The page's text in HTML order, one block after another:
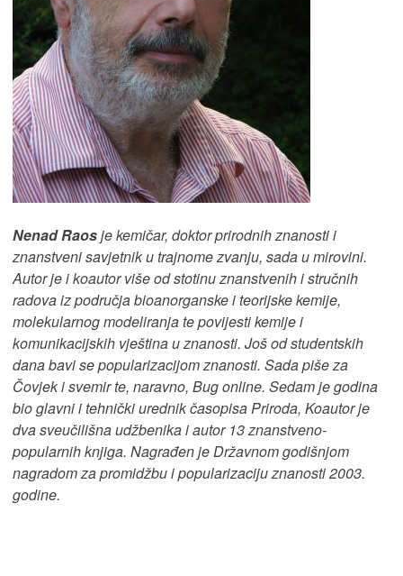
Nenad Raosje kemičar, doktor prirodnih znanosti i
znanstveni savjetnik u trajnome zvanju, sada u mirovini.
Autor je i koautor više od stotinu znanstvenih i stručnih
radova iz područja bioanorganske i teorijske kemije,
molekularnog modeliranja te povijesti kemije i
komunikacijskih vještina u znanosti. Još od studentskih
dana bavi se popularizacijom znanosti. Sada piše za
Čovjek i svemir te, naravno, Bug online. Sedam je godina
bio glavni i tehnički urednik časopisa Priroda, Koautor je
dva sveučilišna udžbenika i autor 13 znanstveno-
popularnih knjiga. Nagrađen je Državnom godišnjom
nagradom za promidžbu i popularizaciju znanosti 2003.
godine.